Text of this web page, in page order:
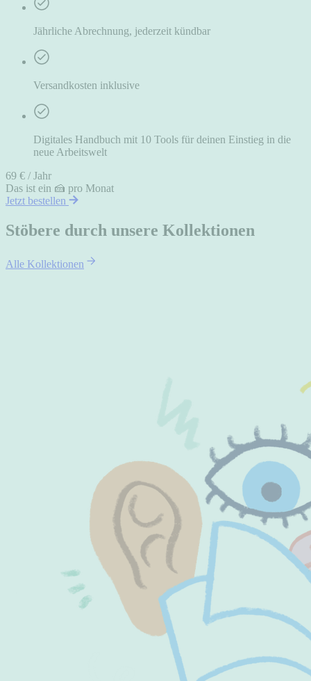
Jährliche Abrechnung, jederzeit kündbar
Versandkosten inklusive
Digitales Handbuch mit 10 Tools für deinen Einstieg in die
neue Arbeitswelt
69 € / Jahr
Das ist ein 🍰 pro Monat
Jetzt bestellen
Stöbere durch unsere Kollektionen
Alle Kollektionen